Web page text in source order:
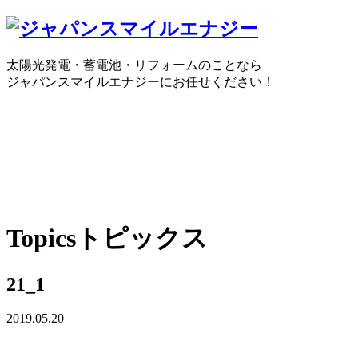
太陽光発電・蓄電池・リフォームのことなら
ジャパンスマイルエナジーにお任せください！
Topics トピックス
21_1
2019.05.20